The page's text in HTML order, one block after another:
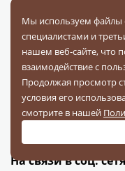
Каталог О компании
Документы
На связи в соц.
Мы используем файлы
специалистами и
нашем веб-сайте, что
взаимодействие с
Продолжая просмотр
условия его
смотрите в нашей